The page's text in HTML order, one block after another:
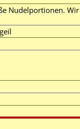
Nudelportionen. Wir